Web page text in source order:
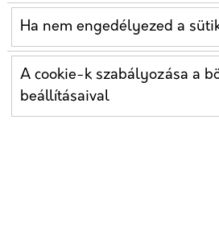
Az
Ha nem engedélyezed a
A cookie-k szabályozása a
beállításaival